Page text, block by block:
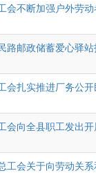
会不断加强户外劳
路邮政储蓄爱心驿
会扎实推进厂务公
会向全县职工发出
工会关于向劳动关